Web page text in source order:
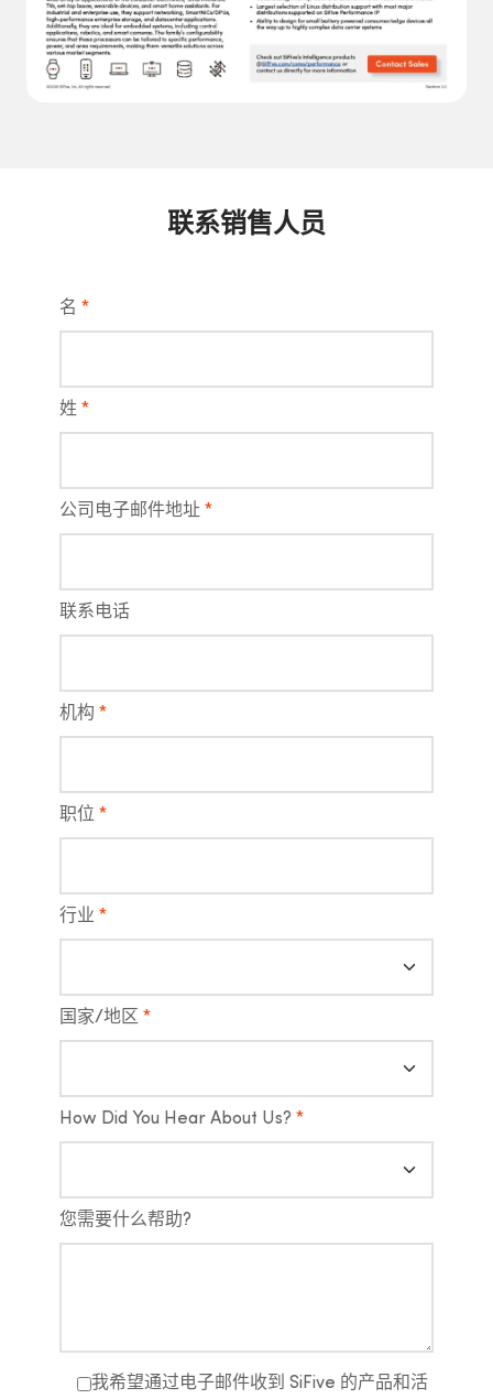
联系销售人员
名 *
姓 *
公司电子邮件地址 *
联系电话
机构 *
职位 *
行业 *
国家/地区 *
How Did You Hear About Us? *
您需要什么帮助?
我希望通过电子邮件收到 SiFive 的产品和活